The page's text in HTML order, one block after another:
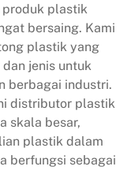
produk plastik
bersaing. Kami
plastik yang
jenis untuk
berbagai industri.
distributor plastik
skala besar,
plastik dalam
berfungsi sebagai